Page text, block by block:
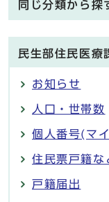
同じ分類から探
民生部住民医療
お知らせ
人口・世帯数
個人番号(マ
住民票戸籍な
戸籍届出